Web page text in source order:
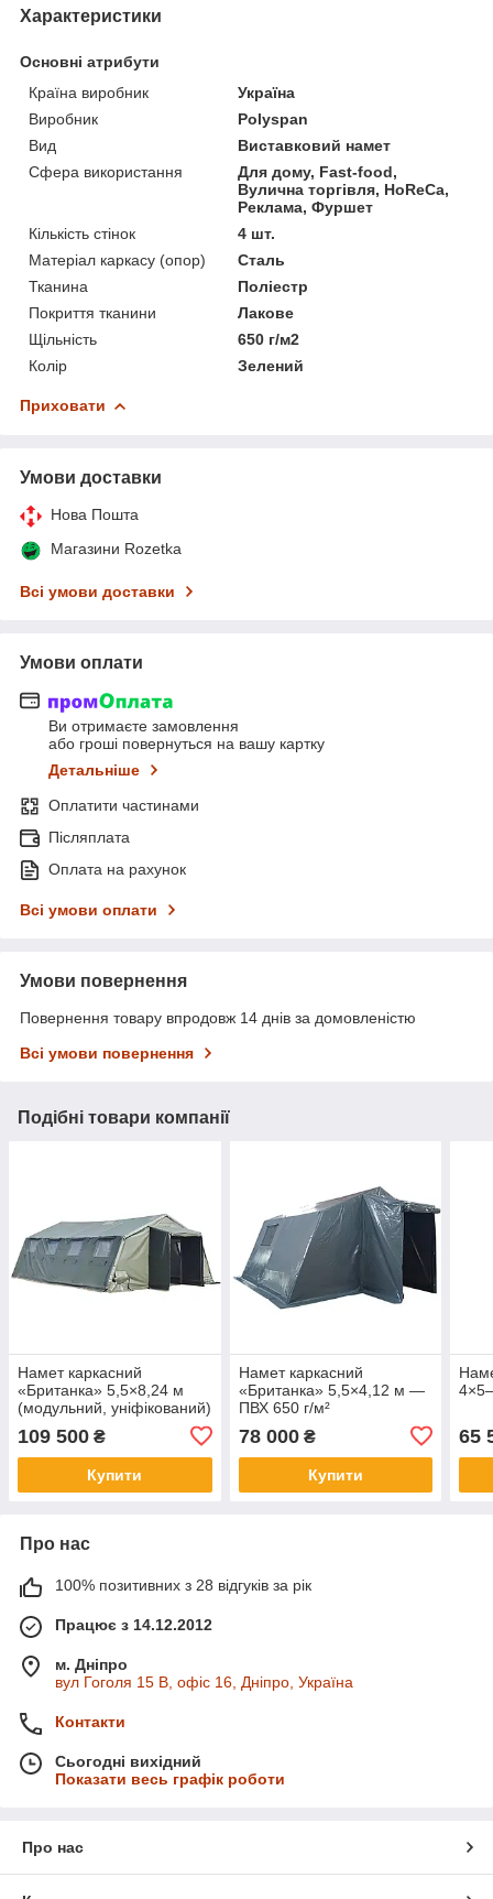
Характеристики
Основні атрибути
Країна виробник
Україна
Виробник
Polyspan
Вид
Виставковий намет
Сфера використання
Для дому, Fast-food,
Вулична торгівля, HoReCa,
Реклама, Фуршет
Кількість стінок
4 шт.
Матеріал каркасу (опор)
Сталь
Тканина
Поліестр
Покриття тканини
Лакове
Щільність
650 г/м2
Колір
Зелений
Приховати
Умови доставки
Нова Пошта
Магазини Rozetka
Всі умови доставки
Умови оплати
Ви отримаєте замовлення
або гроші повернуться на вашу картку
Детальніше
Оплатити частинами
Післяплата
Оплата на рахунок
Всі умови оплати
Умови повернення
Повернення товару впродовж 14 днів за домовленістю
Всі умови повернення
Подібні товари компанії
Намет каркасний
«Британка» 5,5×8,24 м
(модульний, уніфікований)
109 500 ₴
Купити
Намет каркасний
«Британка» 5,5×4,12 м —
ПВХ 650 г/м²
78 000₴
Купити
65
Про нас
100% позитивних з 28 відгуків за рік
Працює з 14.12.2012
м. Дніпро
вул Гоголя 15 B, офіс 16, Дніпро, Україна
Контакти
Сьогодні вихідний
Показати весь графік роботи
Про нас